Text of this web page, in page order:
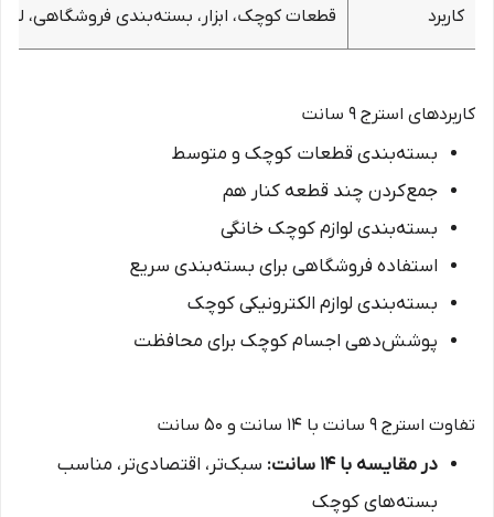
کاربرد قطعات کوچک، ابزار، بسته‌بندی فروشگاهی،
کاربردهای استرج ۹ سانت
بسته‌بندی قطعات کوچک و متوسط
جمع‌کردن چند قطعه کنار هم
بسته‌بندی لوازم کوچک خانگی
استفاده فروشگاهی برای بسته‌بندی سریع
بسته‌بندی لوازم الکترونیکی کوچک
پوشش‌دهی اجسام کوچک برای محافظت
تفاوت استرج ۹ سانت با ۱۴ سانت و ۵۰ سانت
در مقایسه با ۱۴ سانت:
سبک‌تر، اقتصادی‌تر، مناسب
بسته‌های کوچک